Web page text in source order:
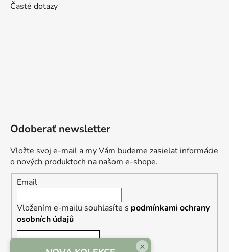
Časté dotazy
Odoberať newsletter
Vložte svoj e-mail a my Vám budeme zasielať informácie
o nových produktoch na našom e-shope.
Email
Vložením e-mailu souhlasíte s podmínkami ochrany
osobních údajů
×